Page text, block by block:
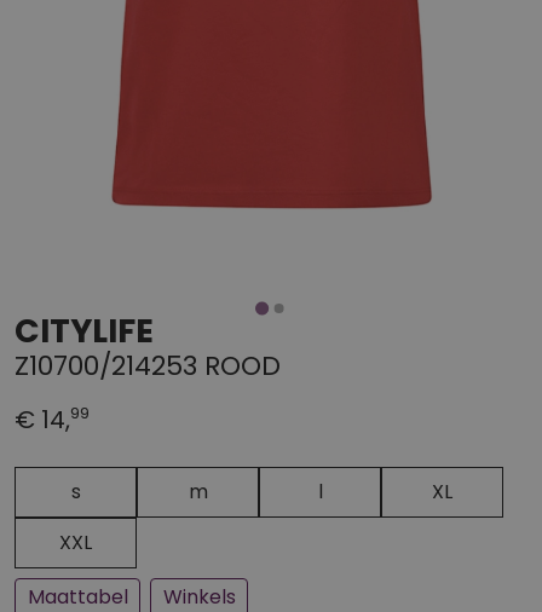
CITYLIFE
Z10700/214253 ROOD
€ 14,99
Een paar stuks op voorraad
Bijna uitverkocht
s m l
XL
XXL
Maattabel
Winkels